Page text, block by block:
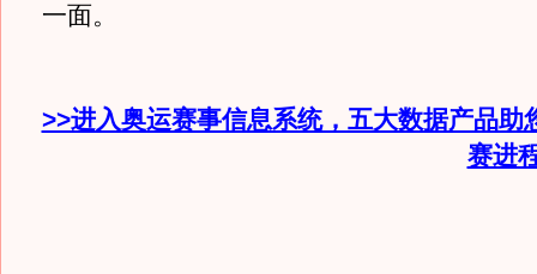
一面。
>>进入奥运赛事信息系统，五大数据产品助
赛进